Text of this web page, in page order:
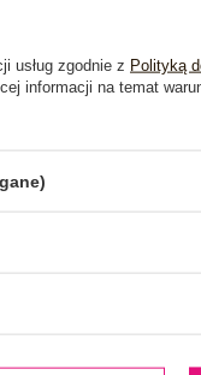
o produkcie(0)
usług zgodnie z Polityką
informacji na temat